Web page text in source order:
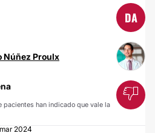
DA
Núñez Proulx
han indicado que vale la
2024